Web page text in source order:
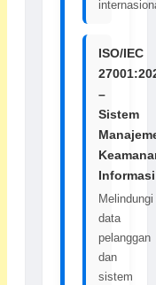
ISO/IEC
–
Sistem
Informasi
Melindungi
data
pelanggan
dan
sistem